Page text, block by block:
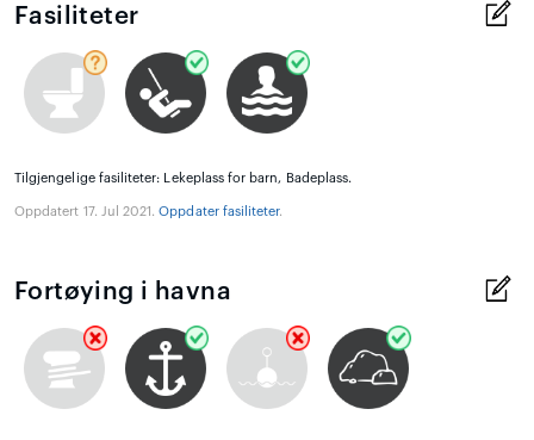
Fasiliteter
Tilgjengelige fasiliteter: Lekeplass for barn, Badeplass.
Oppdatert 17. Jul 2021.Oppdater fasiliteter.
Fortøying i havna